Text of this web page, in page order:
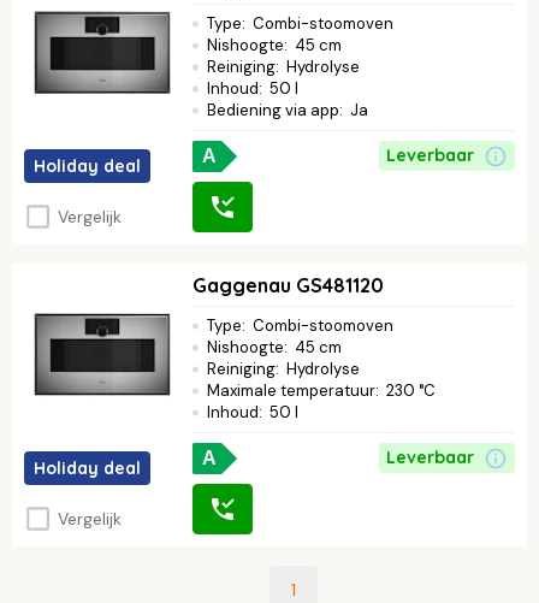
Holiday deal
Vergelijk
Type: Combi-stoomoven
Nishoogte: 45 cm
Reiniging: Hydrolyse
Inhoud: 50 l
Bediening via app: Ja
A Leverbaar
Holiday deal
Vergelijk
Gaggenau GS481120
Type: Combi-stoomoven
Nishoogte: 45 cm
Reiniging: Hydrolyse
Maximale temperatuur: 230 °C
Inhoud: 50 l
A Leverbaar
1